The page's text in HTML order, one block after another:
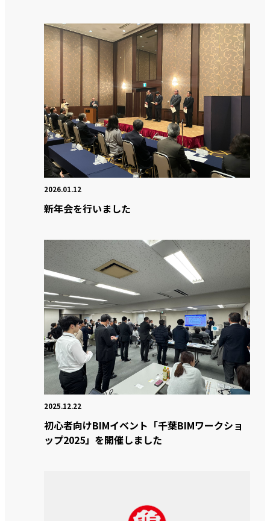
2026.01.12
新年会を行いました
2025.12.22
初心者向けBIMイベント「千葉BIMワークショ
ップ2025」を開催しました